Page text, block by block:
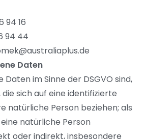
94 16
94 44
Daten
im Sinne der DSGVO sind,
sich auf eine identifizierte
natürliche Person beziehen; als
natürliche Person
oder indirekt, insbesondere